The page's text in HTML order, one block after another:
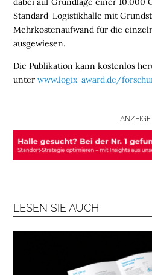
T
I
K
E
G
E
N
A
N
C
Standard-Logistikhalle mit
Mehrkostenaufwand für die
ausgewiesen.
Die Publikation kann kostenlos
unterwww.logix-award.de/
ANZEIGE
LESEN SIE AUCH